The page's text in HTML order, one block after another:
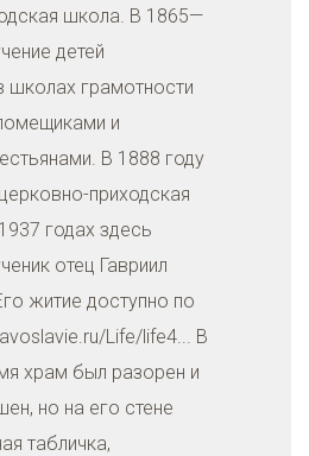
школа. В 1865—
детей
грамотности
и
В 1888 году
приходская
годах здесь
отец Гавриил
житие доступно по
Life/life4... В
храм был разорен и
но на его стене
табличка,